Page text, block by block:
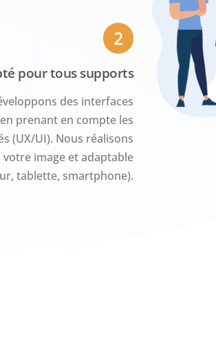
2
pour tous supports
des interfaces
prenant en compte les
(UX/UI). Nous réalisons
image et adaptable
tablette, smartphone).